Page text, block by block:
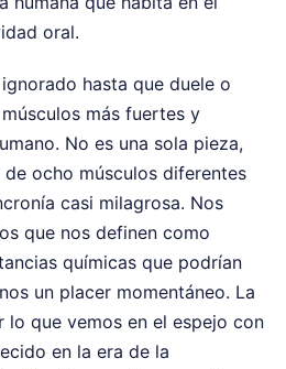
oral.
hasta que duele o
más fuertes y
No es una sola pieza,
ocho músculos diferentes
casi milagrosa. Nos
que nos definen como
químicas que podrían
un placer momentáneo. La
lo que vemos en el espejo con
en la era de la